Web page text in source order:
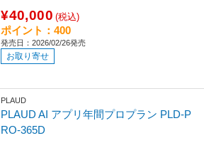
¥40,000 (税込)
ポイント：400
発売日：2026/02/26発売
お取り寄せ
PLAUD
PLAUD AI アプリ年間プロプラン PLD-P
RO-365D